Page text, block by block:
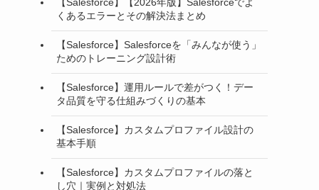
【Salesforce】【2026年版】Salesforceでよ
くあるエラーとその解決法まとめ
【Salesforce】Salesforceを「みんなが使う」
ためのトレーニング設計術
【Salesforce】運用ルールで差がつく！デー
タ品質を守る仕組みづくりの基本
【Salesforce】カスタムプロファイル設計の
基本手順
【Salesforce】カスタムプロファイルの落と
し穴｜実例と対処法